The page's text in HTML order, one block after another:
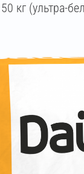
кг (ультра-